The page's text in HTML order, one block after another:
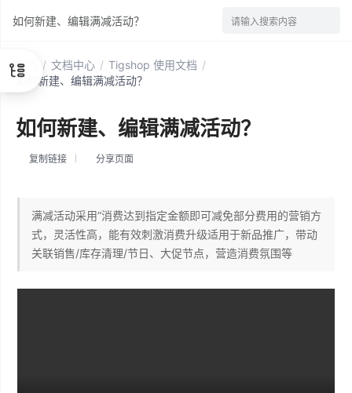
首页 / 文档中心 / Tigshop 使用文档 /
如何新建、编辑满减活动？
如何新建、编辑满减活动？
复制链接 分享页面
满减活动采用“消费达到指定金额即可减免部分费用的营销方
式，灵活性高，能有效刺激消费升级适用于新品推广，带动
关联销售/库存清理/节日、大促节点，营造消费氛围等
如何新建、编辑满减活动？ 请输入搜索内容